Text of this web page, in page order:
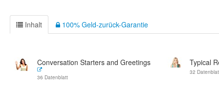
Inhalt 100% Geld-zurück-Garantie
Conversation Starters and Greetings
36 Datenblatt
Typical
32